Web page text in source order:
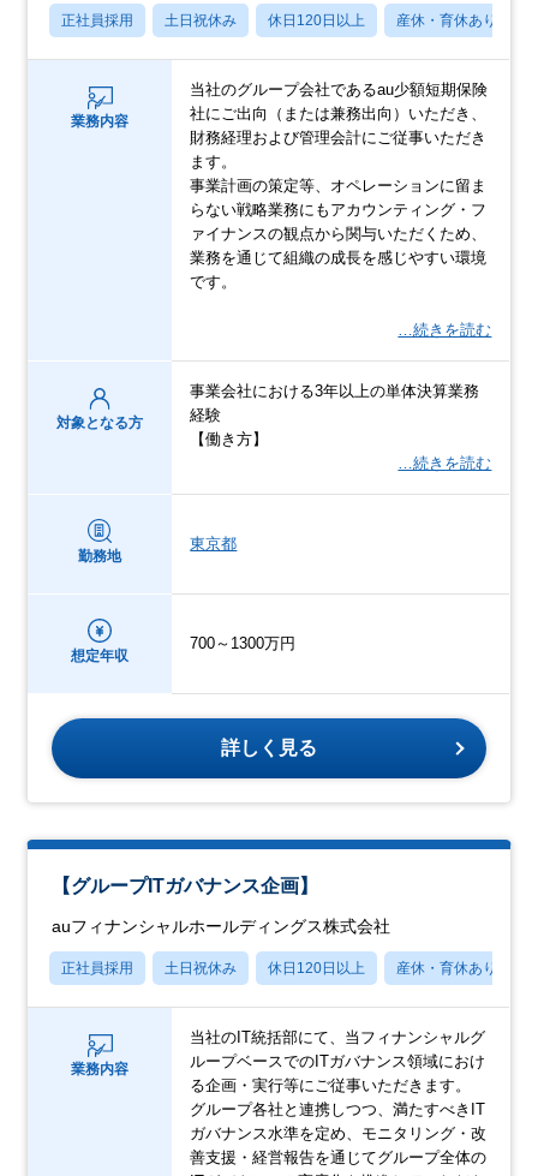
正社員採用 土日祝休み 休日120日以上 産休・育休あり
業務内容
当社のグループ会社であるau少額短期保険
社にご出向（または兼務出向）いただき、
財務経理および管理会計にご従事いただき
ます。
事業計画の策定等、オペレーションに留ま
らない戦略業務にもアカウンティング・フ
ァイナンスの観点から関与いただくため、
業務を通じて組織の成長を感じやすい環境
です。
…続きを読む
対象となる方
事業会社における3年以上の単体決算業務
経験
【働き方】
…続きを読む
勤務地
東京都
想定年収
700～1300万円
詳しく見る
【グループITガバナンス企画】
auフィナンシャルホールディングス株式会社
正社員採用 土日祝休み 休日120日以上 産休・育休あり
業務内容
当社のIT統括部にて、当フィナンシャルグ
ループベースでのITガバナンス領域におけ
る企画・実行等にご従事いただきます。
グループ各社と連携しつつ、満たすべきIT
ガバナンス水準を定め、モニタリング・改
善支援・経営報告を通じてグループ全体の